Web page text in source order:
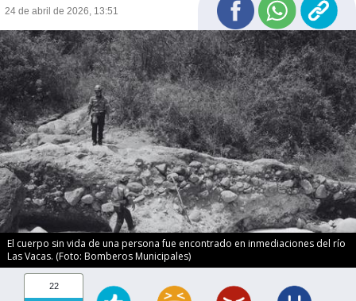
24 de abril de 2026, 13:51
El cuerpo sin vida de una persona fue encontrado en inmediaciones del río
Las Vacas. (Foto: Bomberos Municipales)
22